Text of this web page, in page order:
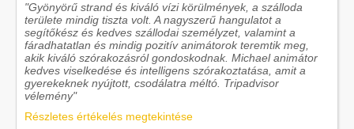
"Gyönyörű strand és kiváló vízi körülmények, a szálloda
területe mindig tiszta volt. A nagyszerű hangulatot a
segítőkész és kedves szállodai személyzet, valamint a
fáradhatatlan és mindig pozitív animátorok teremtik meg,
akik kiváló szórakozásról gondoskodnak. Michael animátor
kedves viselkedése és intelligens szórakoztatása, amit a
gyerekeknek nyújtott, csodálatra méltó. Tripadvisor
vélemény"
Részletes értékelés megtekintése